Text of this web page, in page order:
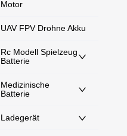
Motor
UAV FPV Drohne Akku
Rc Modell Spielzeug
Batterie
Medizinische
Batterie
Ladegerät